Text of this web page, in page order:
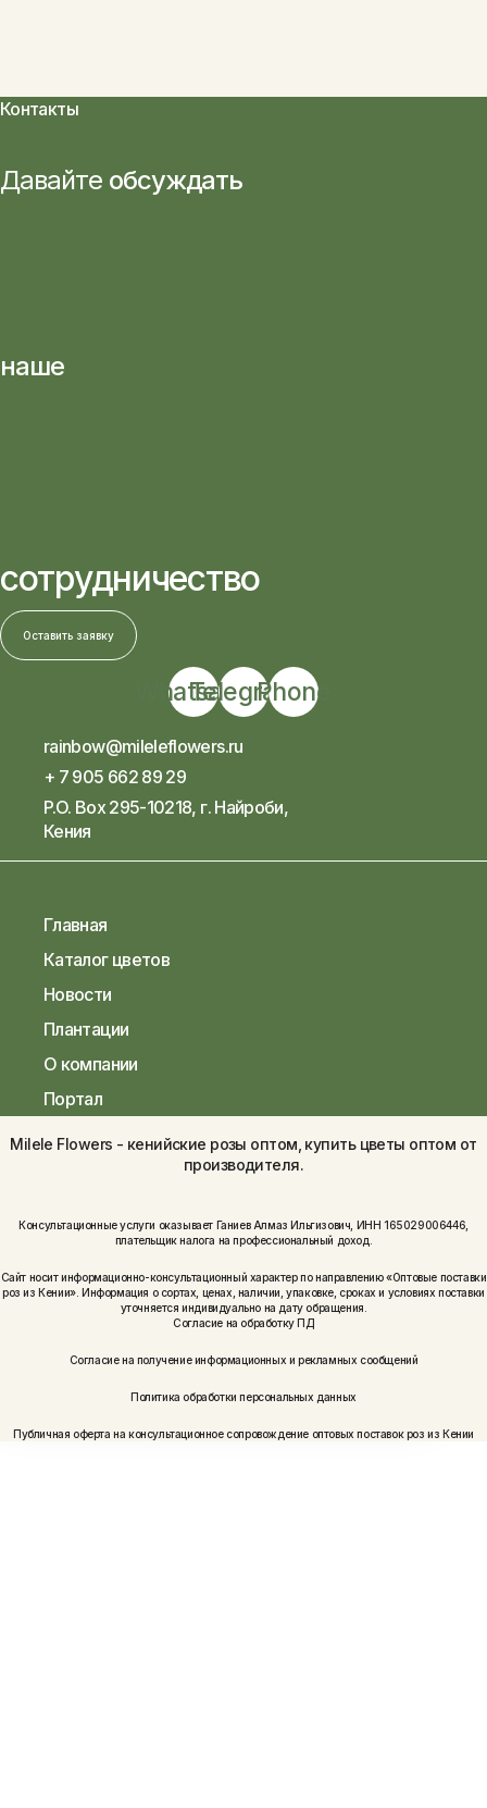
Контакты
Давайте обсуждать
наше
сотрудничество
Оставить заявку
Whatsapp
Telegram
Phone
rainbow@mileleflowers.ru
+ 7 905 662 89 29
P.O. Box 295-10218, г. Найроби,
Кения
Главная
Каталог цветов
Новости
Плантации
О компании
Портал
Milele Flowers - кенийские розы оптом, купить цветы оптом от
производителя.
Консультационные услуги оказывает Ганиев Алмаз Ильгизович, ИНН 165029006446,
плательщик налога на профессиональный доход.
Сайт носит информационно-консультационный характер по направлению «Оптовые поставки
роз из Кении». Информация о сортах, ценах, наличии, упаковке, сроках и условиях поставки
уточняется индивидуально на дату обращения.
Согласие на обработку ПД
Согласие на получение информационных и рекламных сообщений
Политика обработки персональных данных
Публичная оферта на консультационное сопровождение оптовых поставок роз из Кении